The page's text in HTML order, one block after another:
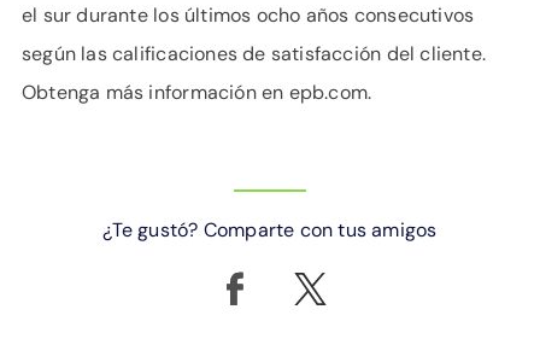
el sur durante los últimos ocho años consecutivos
según las calificaciones de satisfacción del cliente.
Obtenga más información en epb.com.
¿Te gustó? Comparte con tus amigos